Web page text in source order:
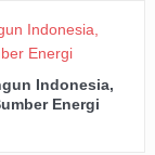
Indonesia,
Energi